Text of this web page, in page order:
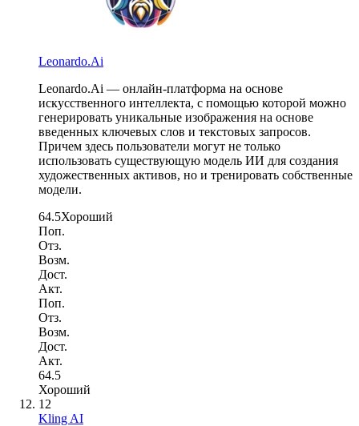
Leonardo.Ai
Leonardo.Ai — онлайн-платформа на основе
искусственного интеллекта, с помощью которой можно
генерировать уникальные изображения на основе
введенных ключевых слов и текстовых запросов.
Причем здесь пользователи могут не только
использовать существующую модель ИИ для создания
художественных активов, но и тренировать собственные
модели.
64.5Хороший
Поп.
Отз.
Возм.
Дост.
Акт.
Поп.
Отз.
Возм.
Дост.
Акт.
64.5
Хороший
12
Kling AI